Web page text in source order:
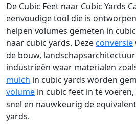
De Cubic Feet naar Cubic Yards
eenvoudige tool die is
helpen volumes gemeten in
naar cubic yards. Dezeconversie
de bouw,
industrieën waar materialen
mulch in cubic yards worden
volume in cubic feet in te
snel en nauwkeurig de
yards.